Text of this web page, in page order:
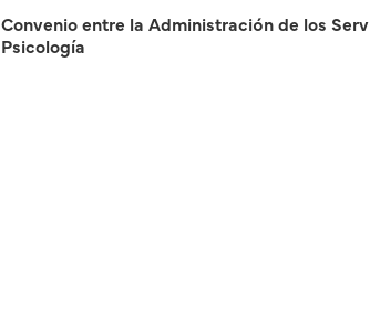
Convenio entre la Administración de los
Psicología